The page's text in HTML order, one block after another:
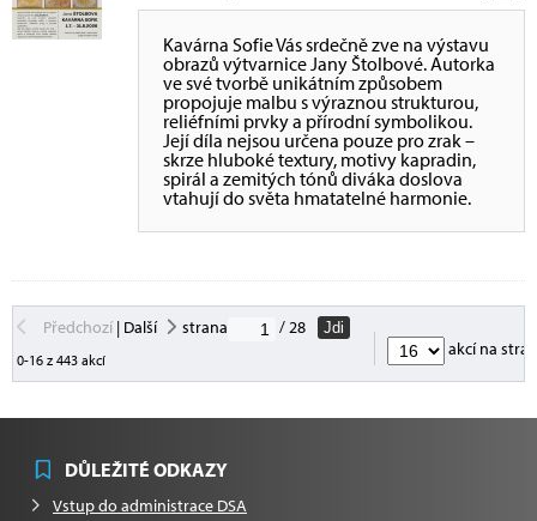
Kavárna Sofie Vás srdečně zve na výstavu
obrazů výtvarnice Jany Štolbové. Autorka
ve své tvorbě unikátním způsobem
propojuje malbu s výraznou strukturou,
reliéfními prvky a přírodní symbolikou.
Její díla nejsou určena pouze pro zrak –
skrze hluboké textury, motivy kapradin,
spirál a zemitých tónů diváka doslova
vtahují do světa hmatatelné harmonie.
Předchozí| Další strana / 28
Jdi
0-16 z 443 akcí
akcí na
DŮLEŽITÉ ODKAZY
Vstup do administrace DSA